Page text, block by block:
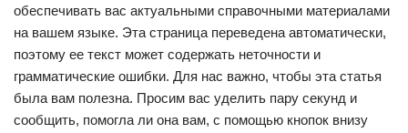
обеспечивать вас актуальными справочными материалами
на вашем языке. Эта страница переведена автоматически,
поэтому ее текст может содержать неточности и
грамматические ошибки. Для нас важно, чтобы эта статья
была вам полезна. Просим вас уделить пару секунд и
сообщить, помогла ли она вам, с помощью кнопок внизу